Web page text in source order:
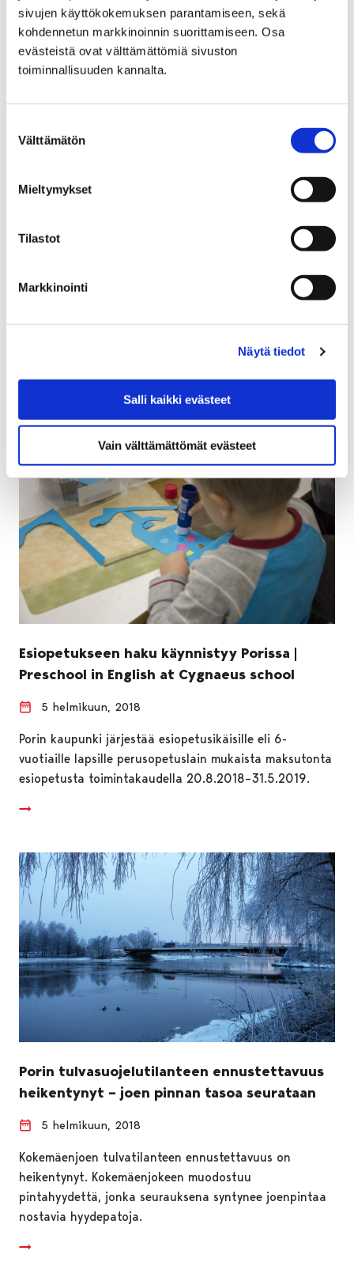
sivujen käyttökokemuksen parantamiseen, sekä
kohdennetun markkinoinnin suorittamiseen. Osa
evästeistä ovat välttämättömiä sivuston
toiminnallisuuden kannalta.
valinta
Välttämätön
Mieltymykset
Tilastot
Markkinointi
Näytä tiedot
Salli kaikki evästeet
Vain välttämättömät evästeet
pääsivät äänestämään kaikilla 31 vaalipaikalla.
Esiopetukseen haku käynnistyy Porissa |
Preschool in English at Cygnaeus school
5 helmikuun, 2018
Porin kaupunki järjestää esiopetusikäisille eli 6-
vuotiaille lapsille perusopetuslain mukaista maksutonta
esiopetusta toimintakaudella 20.8.2018–31.5.2019.
Porin tulvasuojelutilanteen ennustettavuus
heikentynyt – joen pinnan tasoa seurataan
5 helmikuun, 2018
Kokemäenjoen tulvatilanteen ennustettavuus on
heikentynyt. Kokemäenjokeen muodostuu
pintahyydettä, jonka seurauksena syntynee joenpintaa
nostavia hyydepatoja.